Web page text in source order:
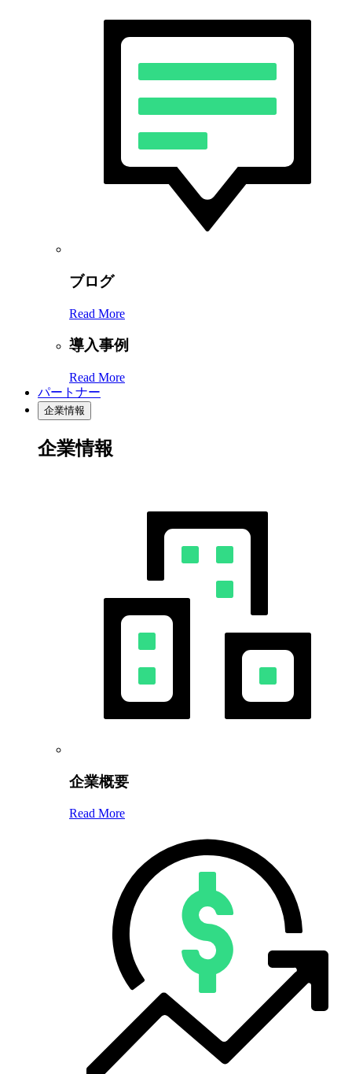
ブログ
Read More
導入事例
Read More
パートナー
企業情報
企業情報
企業概要
Read More